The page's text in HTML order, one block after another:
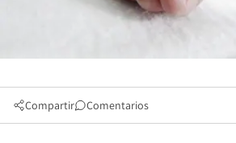
Compartir Comentarios